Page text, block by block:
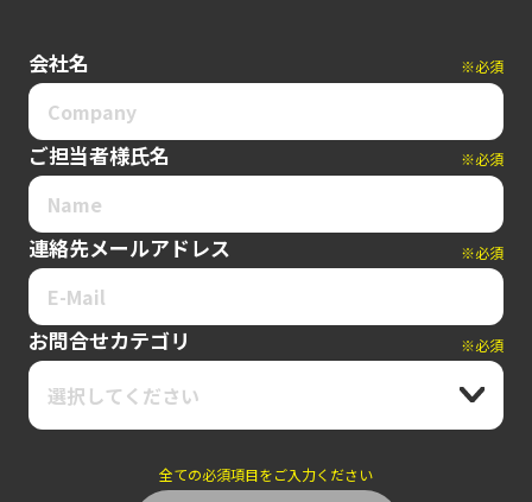
会社名 ※必須
ご担当者様氏名 ※必須
連絡先メールアドレス ※必須
お問合せカテゴリ ※必須
選択してください
全ての必須項目をご入力ください